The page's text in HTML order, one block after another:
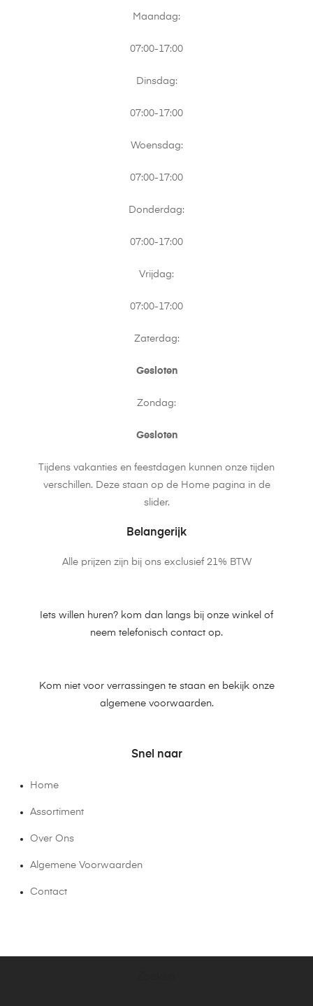
Maandag:
07:00-17:00
Dinsdag:
07:00-17:00
Woensdag:
07:00-17:00
Donderdag:
07:00-17:00
Vrijdag:
07:00-17:00
Zaterdag:
Gesloten
Zondag:
Gesloten
Tijdens vakanties en feestdagen kunnen onze tijden
verschillen. Deze staan op de Home pagina in de
slider.
Belangerijk
Alle prijzen zijn bij ons exclusief 21% BTW
Iets willen huren? kom dan langs bij onze winkel of
neem telefonisch contact op.
Kom niet voor verrassingen te staan en bekijk onze
algemene voorwaarden.
Snel naar
Home
Assortiment
Over Ons
Algemene Voorwaarden
Contact